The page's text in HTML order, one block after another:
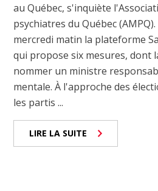
au Québec, s'inquiète
psychiatres du Québec
mercredi matin la plateforme
qui propose six mesures, dont
nommer un ministre
mentale. À l'approche des
les partis ...
LIRE LA SUITE